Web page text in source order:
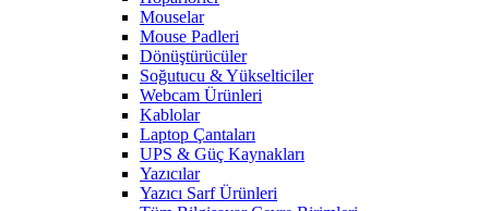
Mouselar
Mouse Padleri
Dönüştürücüler
Soğutucu & Yükselticiler
Webcam Ürünleri
Kablolar
Laptop Çantaları
UPS & Güç Kaynakları
Yazıcılar
Yazıcı Sarf Ürünleri